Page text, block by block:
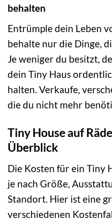
behalten
Entrümple dein Leben
behalte nur die Dinge,
Je weniger du besitzt,
dein Tiny Haus
halten. Verkaufe,
die du nicht mehr
Tiny House auf
Überblick
Die Kosten für ein Tiny
je nach Größe,
Standort. Hier ist eine
verschiedenen